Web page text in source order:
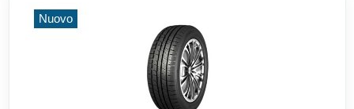
Nuovo